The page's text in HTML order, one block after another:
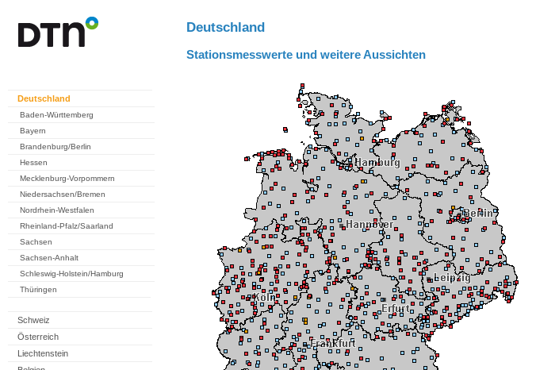
Deutschland
Baden-Württemberg
Bayern
Brandenburg/Berlin
Hessen
Mecklenburg-Vorpommern
Niedersachsen/Bremen
Nordrhein-Westfalen
Rheinland-Pfalz/Saarland
Sachsen
Sachsen-Anhalt
Schleswig-Holstein/Hamburg
Thüringen
Schweiz
Österreich
Liechtenstein
Deutschland
Stationsmesswerte und weitere Aussichten